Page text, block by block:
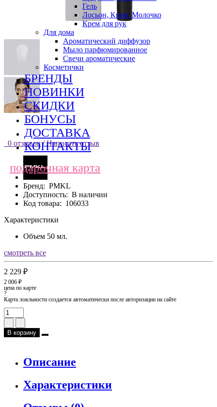
Гель
Лосьон, Крем, Молочко
Крем для рук
Для дома
Ароматический диффузор
Мыло парфюмированное
Свечи ароматические
Косметички
БРЕНДЫ
НОВИНКИ
СКИДКИ
БОНУСЫ
ДОСТАВКА
КОНТАКТЫ
подарочная карта
0 отзывов / Написать отзыв
Бренд: PMKL
Доступность: В наличии
Код товара: 106033
Характеристики
Объем 50 мл.
смотреть все
2 229 ₽
2 006 ₽
цена по карте
?
Карта лояльности создается автоматически после авторизации на сайте
В корзину
Описание
Характеристики